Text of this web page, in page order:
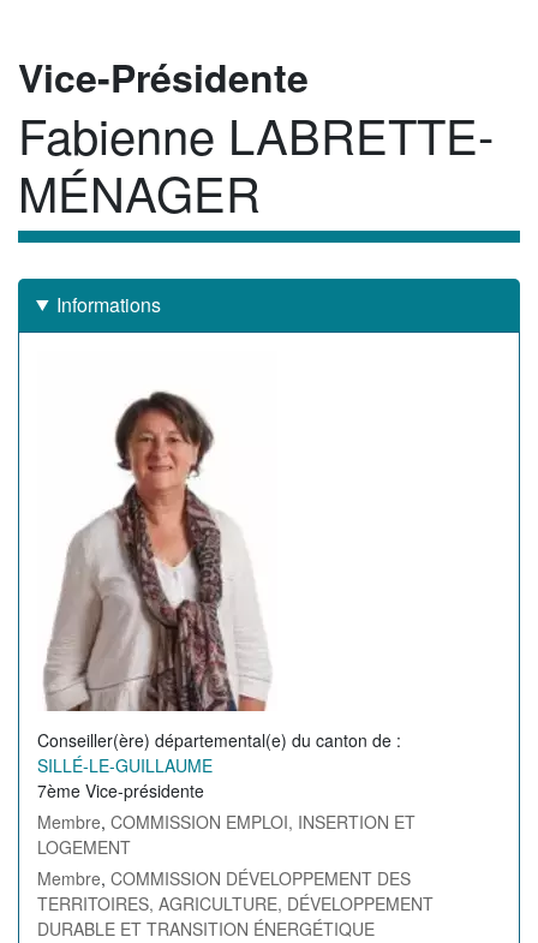
Rôle
Vice-Présidente
Membre
Fabienne LABRETTE-
MÉNAGER
Informations
Conseiller(ère) départemental(e) du canton de
SILLÉ-LE-GUILLAUME
7ème Vice-présidente
Membre, COMMISSION EMPLOI, INSERTION ET
LOGEMENT
Membre, COMMISSION DÉVELOPPEMENT DES
TERRITOIRES, AGRICULTURE, DÉVELOPPEMENT
DURABLE ET TRANSITION ÉNERGÉTIQUE